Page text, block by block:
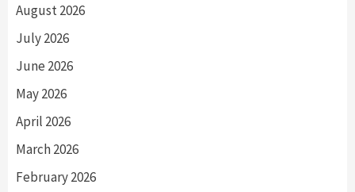
August 2026
July 2026
June 2026
May 2026
April 2026
March 2026
February 2026